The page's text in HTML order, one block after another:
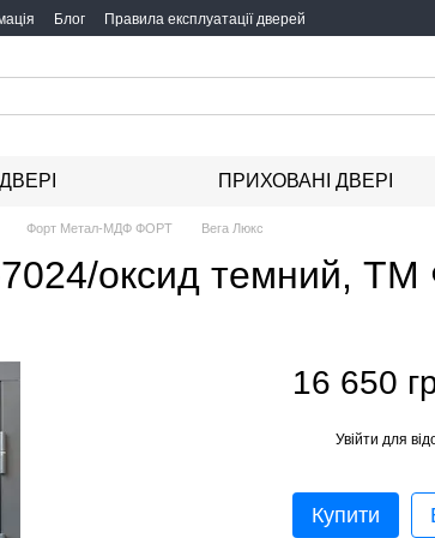
Блог Правила експлуатації дверей
ПРИХОВАНІ ДВЕРІ
Форт Метал-МДФ ФОРТ Вега Люкс
7024/оксид темний, ТМ
16 650
Увійти для
Купити